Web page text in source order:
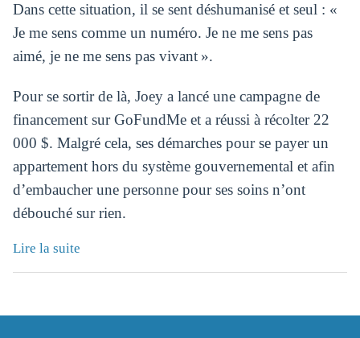
Dans cette situation, il se sent déshumanisé et seul : «
Je me sens comme un numéro. Je ne me sens pas
aimé, je ne me sens pas vivant ».
Pour se sortir de là, Joey a lancé une campagne de
financement sur GoFundMe et a réussi à récolter 22
000 $. Malgré cela, ses démarches pour se payer un
appartement hors du système gouvernemental et afin
d’embaucher une personne pour ses soins n’ont
débouché sur rien.
Lire la suite